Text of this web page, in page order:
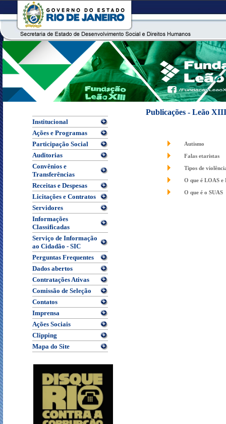
Institucional
Ações e Programas
Participação Social
Auditorias
Convênios e
Transferências
Receitas e Despesas
Licitações e Contratos
Servidores
Informações
Classificadas
Serviço de Informação
ao Cidadão - SIC
Perguntas Frequentes
Dados abertos
Contratações Ativas
Comissão de Seleção
Contatos
Imprensa
Ações Sociais
Clipping
Mapa do Site
Publicações - Leão
Autismo
Falas etaristas
Tipos de
O que é LOAS e
O que é o SUAS